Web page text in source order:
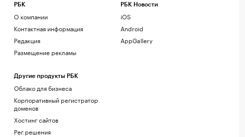
РБК
О компании
Контактная информация
Редакция
Размещение рекламы
Другие продукты РБК
Облако для бизнеса
Корпоративный регистратор
доменов
Хостинг сайтов
Рег.решения
РБК Новости
iOS
Android
AppGallery